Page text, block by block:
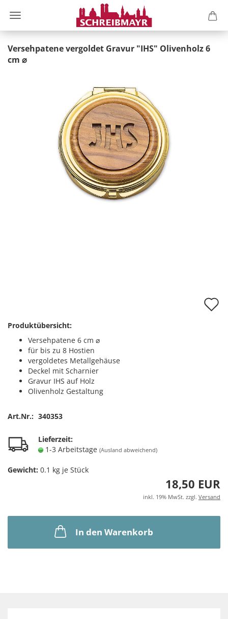
Versehpatene vergoldet Gravur "IHS" Olivenholz 6
cm ⌀
Produktübersicht:
Versehpatene 6 cm ⌀
für bis zu 8 Hostien
vergoldetes Metallgehäuse
Deckel mit Scharnier
Gravur IHS auf Holz
Olivenholz Gestaltung
Art.Nr.: 340353
Lieferzeit:
1-3 Arbeitstage (Ausland abweichend)
Gewicht: 0.1 kg je Stück
18,50 EUR
inkl. 19% MwSt. zzgl. Versand
In den Warenkorb